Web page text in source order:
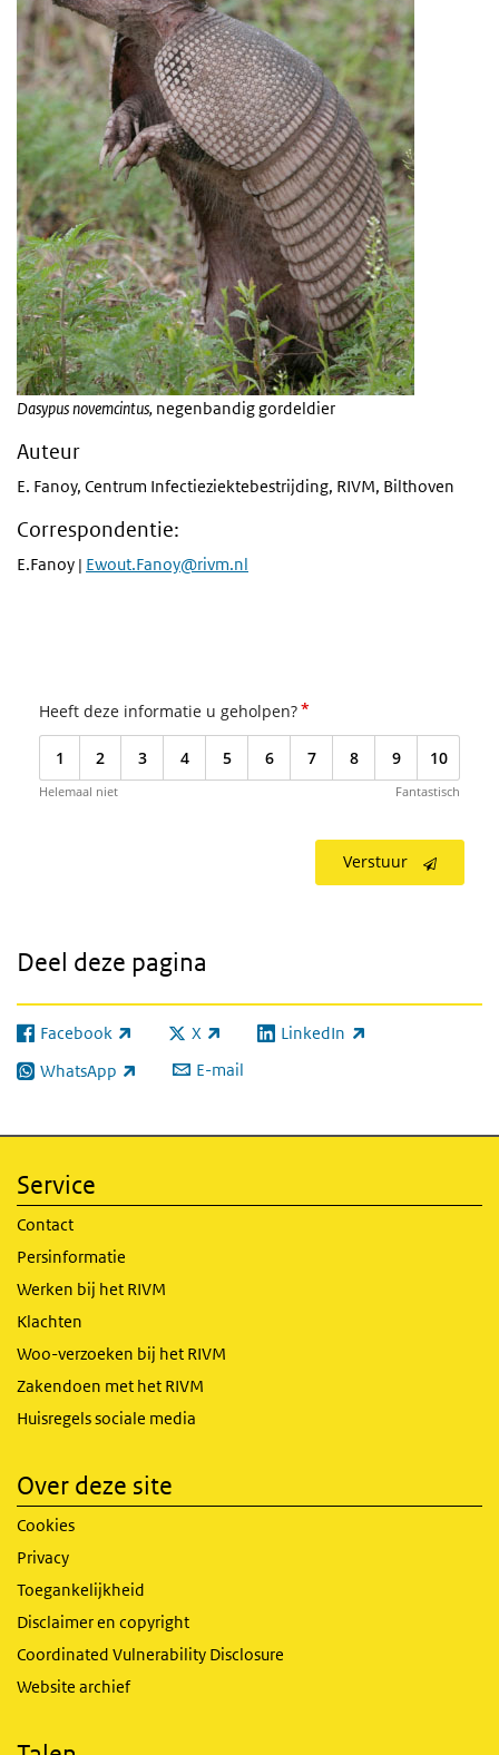
Dasypus novemcintus, negenbandig gordeldier
Auteur
E. Fanoy, Centrum Infectieziektebestrijding, RIVM, Bilthoven
Correspondentie:
E.Fanoy | Ewout.Fanoy@rivm.nl
Heeft deze informatie u geholpen?*
1 2 3 4 5 6 7 8 9 10
Helemaal niet Fantastisch
Verstuur
Deel deze pagina
Facebook
(externe link) X
(externe link) LinkedIn
(externe link)
WhatsApp
(externe link) E-mail
Service
Contact
Persinformatie
Werken bij het RIVM
Klachten
Woo-verzoeken bij het RIVM
Zakendoen met het RIVM
Huisregels sociale media
Over deze site
Cookies
Privacy
Toegankelijkheid
Disclaimer en copyright
Coordinated Vulnerability Disclosure
Website archief